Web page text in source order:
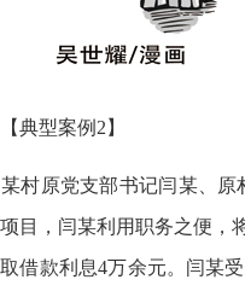
典型案例2】
村原党支部书记闫某、原
目，闫某利用职务之便，
借款利息4万余元。闫某